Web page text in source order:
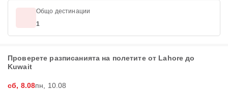
Общо дестинации
1
Проверете разписанията на полетите от Lahore до
Kuwait
сб, 8.08пн, 10.08